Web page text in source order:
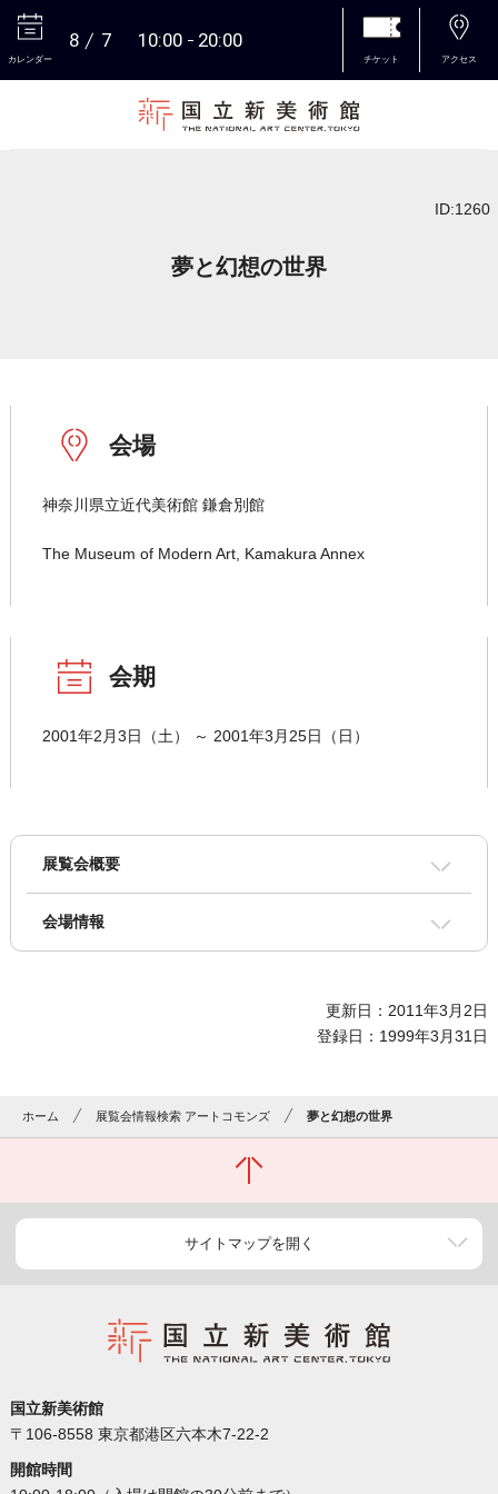
カレンダー
8 7 10:00 20:00
チケット アクセス
ID:1260
夢と幻想の世界
会場
神奈川県立近代美術館 鎌倉別館
The Museum of Modern Art, Kamakura Annex
会期
2001年2月3日（土） ～ 2001年3月25日（日）
展覧会概要
会場情報
更新日：2011年3月2日
登録日：1999年3月31日
ホーム 展覧会情報検索 アートコモンズ 夢と幻想の世界
サイトマップを開く
国立新美術館
〒106-8558 東京都港区六本木7-22-2
開館時間